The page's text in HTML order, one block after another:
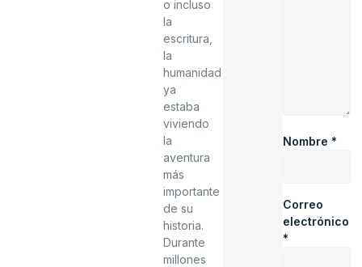
o incluso
la
escritura,
la
humanidad
ya
estaba
viviendo
la
aventura
más
importante
de su
historia.
Durante
millones
Nombre*
Correo
electrónico
*